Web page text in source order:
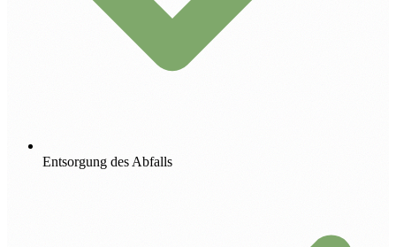
Entsorgung des Abfalls